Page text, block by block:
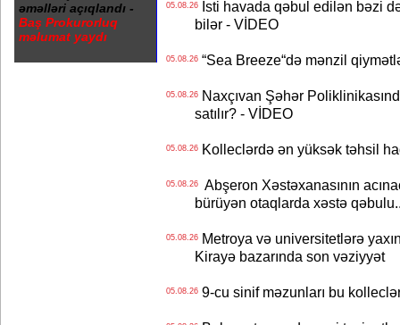
əməlləri açıqlandı -
Baş Prokurorluq
məlumat yaydı
05.08.26İsti havada qəbul edilən bəzi
bilər - VİDEO
05.08.26“Sea Breeze“də mənzil
05.08.26Naxçıvan Şəhər
satılır? - VİDEO
05.08.26Kolleclərdə ən yüksək təhsil
05.08.26Abşeron Xəstəxanasının
bürüyən otaqlarda xəstə
05.08.26Metroya və universitetlərə
Kirayə bazarında son vəziyyət
05.08.269-cu sinif məzunları bu